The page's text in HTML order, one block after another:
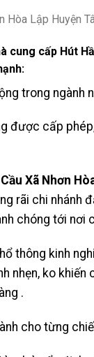
cung cấp Hút
trong ngành
được cấp
Xã Nhơn
rãi chi nhánh
chóng tới nơi
thông kinh
nhẹn, ko khiến
.
cho từng